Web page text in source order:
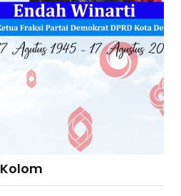
Kolom